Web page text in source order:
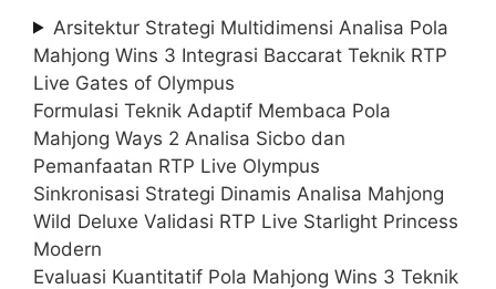
Arsitektur Strategi Multidimensi Analisa Pola
Mahjong Wins 3 Integrasi Baccarat Teknik RTP
Live Gates of Olympus
Formulasi Teknik Adaptif Membaca Pola
Mahjong Ways 2 Analisa Sicbo dan
Pemanfaatan RTP Live Olympus
Sinkronisasi Strategi Dinamis Analisa Mahjong
Wild Deluxe Validasi RTP Live Starlight Princess
Modern
Evaluasi Kuantitatif Pola Mahjong Wins 3 Teknik